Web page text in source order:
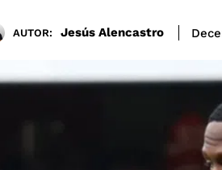
AUTOR: Jesús Alencastro